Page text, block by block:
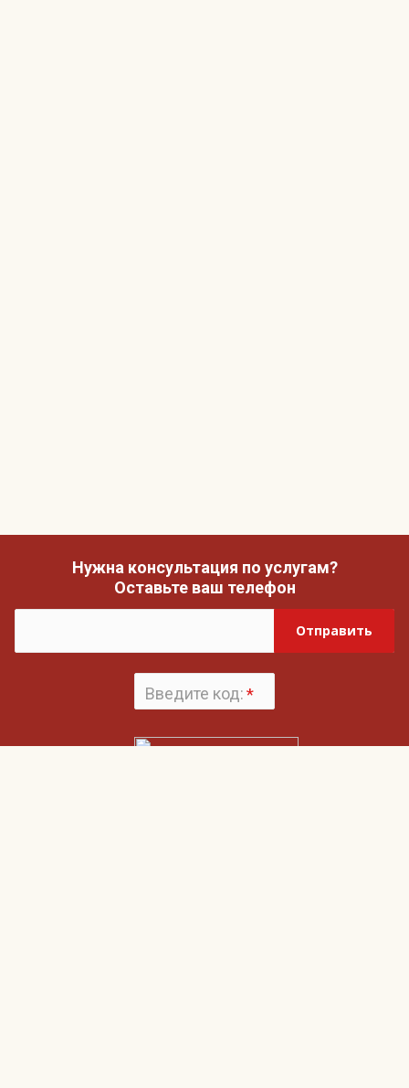
Нужна консультация по услугам?
Оставьте ваш телефон
Отправить
Введите код:*